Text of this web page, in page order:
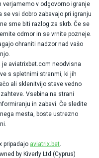
verjamemo v odgovorno igranje
se vsi dobro zabavajo pri igranju
sme biti razlog za skrb. Če se
odmor in se vrnite pozneje.
ohraniti nadzor nad vašo
je aviatrixbet.com neodvisna
s spletnimi stranmi, ki jih
ali sklenitvijo stave vedno
Vsebina na strani
in zabavi. Če sledite
mesta, boste ustrezno
pripadajo aviatrix.bet.
by Kiverly Ltd (Cyprus)